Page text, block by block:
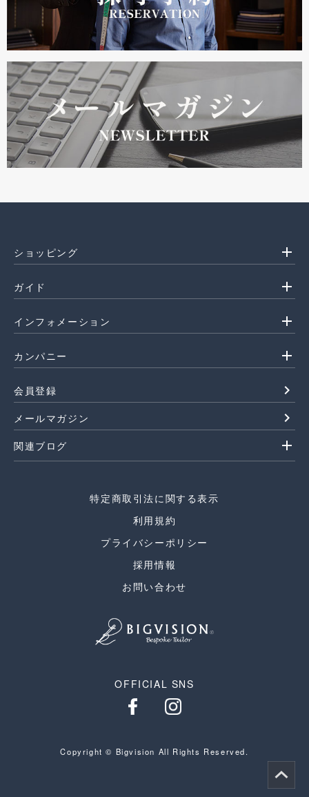
ショッピング add
ガイド add
インフォメーション add
カンパニー add
会員登録 navigate_next
メールマガジン navigate_next
関連ブログ add
特定商取引法に関する表示
利用規約
プライバシーポリシー
採用情報
お問い合わせ
OFFICIAL SNS
Copyright © Bigvision All Rights Reserved.